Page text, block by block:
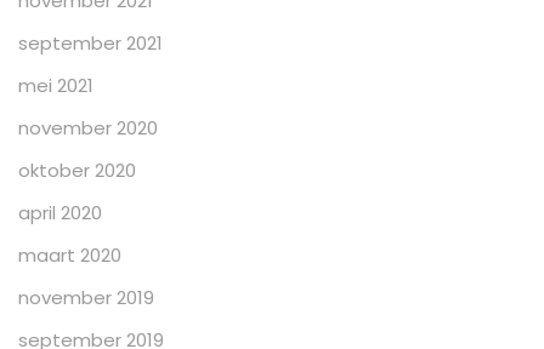
september 2021
mei 2021
november 2020
oktober 2020
april 2020
maart 2020
november 2019
september 2019